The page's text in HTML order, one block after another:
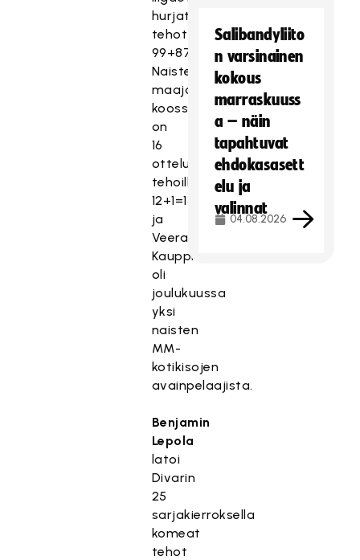
hurjat
tehot
99+87=186.
Naisten
maajoukkueessa
koossa
on
16
ottelua
tehoilla
12+1=13,
ja
Veera
Kauppi
oli
joulukuussa
yksi
naisten
MM-
kotikisojen
avainpelaajista.
Benjamin
Lepola
latoi
Divarin
25
sarjakierroksella
komeat
tehot
Salibandyliito
n varsinainen
kokous
marraskuuss
a – näin
tapahtuvat
ehdokasasett
elu ja
valinnat
04.08.2026